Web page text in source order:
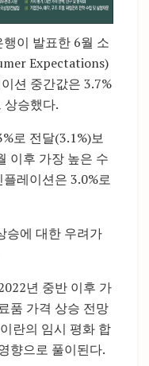
이 발표한 6월 소
Expectations)
션 중간값은 3.7%
상승했다.
로 전달(3.1%)보
이후 가장 높은 수
레이션은 3.0%로
승에 대한 우려가
년 중반 이후 가
품 가격 상승 전망
란의 임시 평화 합
향으로 풀이된다.